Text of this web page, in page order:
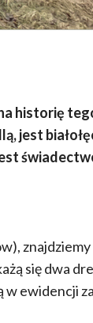
historię
jest
się dwa
w ewidencji